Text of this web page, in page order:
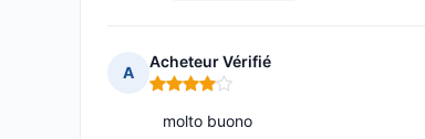
A
Acheteur Vérifié
Nota: 4 su 5
molto buono